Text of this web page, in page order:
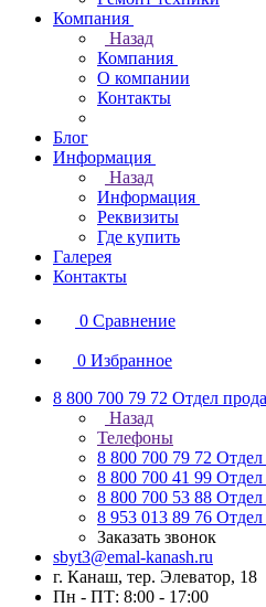
Компания
Назад
Компания
О компании
Контакты
Блог
Информация
Назад
Информация
Реквизиты
Где купить
Галерея
Контакты
0 Сравнение
0 Избранное
8 800 700 79 72 Отдел
Назад
Телефоны
8 800 700 79 72
8 800 700 41 99
8 800 700 53 88
8 953 013 89 76
Заказать звонок
sbyt3@emal-kanash.ru
г. Канаш, тер. Элеватор, 18
Пн - ПТ: 8:00 - 17:00